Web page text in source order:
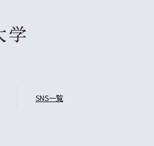
SNS一覧